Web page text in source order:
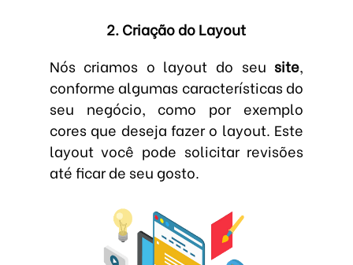
2. Criação do Layout
Nós criamos o layout do seusite,
conforme algumas características do
seu negócio, como por exemplo
cores que deseja fazer o layout. Este
layout você pode solicitar revisões
até ficar de seu gosto.